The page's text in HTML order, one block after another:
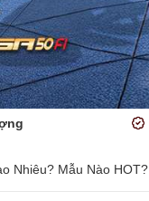
Nhiêu? Mẫu Nào HOT?